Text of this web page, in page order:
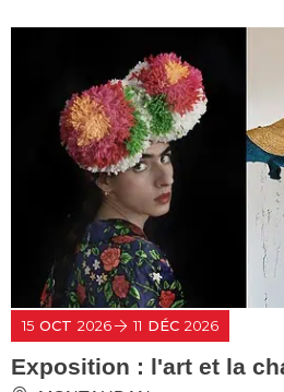
15 OCT 2026 11 DÉC 2026
Exposition : l'art et la